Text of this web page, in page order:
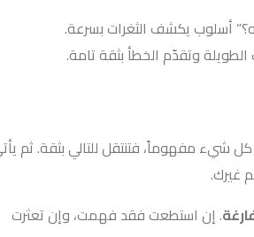
أسلوب يكشف الثغرات بسرعة.
وتقدّم الخطأ بثقة تامة.
شيء مفهوماً، فتنتقل للتالي بثقة. ثم
غيرك.
. إن استطعت فقد فهمت، وإن تعثرت